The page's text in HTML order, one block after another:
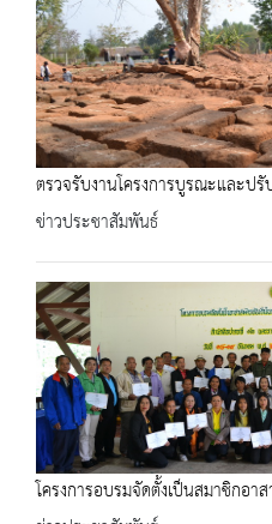
ตรวจรับงานโครงการบูรณะและป
ข่าวประชาสัมพันธ์
โครงการอบรมจัดตั้งเป็นสมาชิกอ